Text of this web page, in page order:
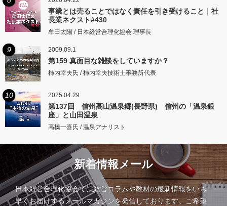
事業とは売ることではなく責任を引き受けること｜社
長業ネクスト#430
牟田太陽 / 日本経営合理化協会 理事長
9 2009.09.1
第159 真面目な雑談をしていますか？
柿内幸夫氏 / 柿内幸夫技術士事務所代表
10 2025.04.29
第137回 信州高山温泉郷(長野県) 信州の「温泉銀
座」と山田温泉
高橋一喜氏 / 温泉アナリスト
新着情報メール
日本経営合理化協会では経営コラムや教材の最新情報をいち
早くお届けするメールマガジンを発信しております。ご希望